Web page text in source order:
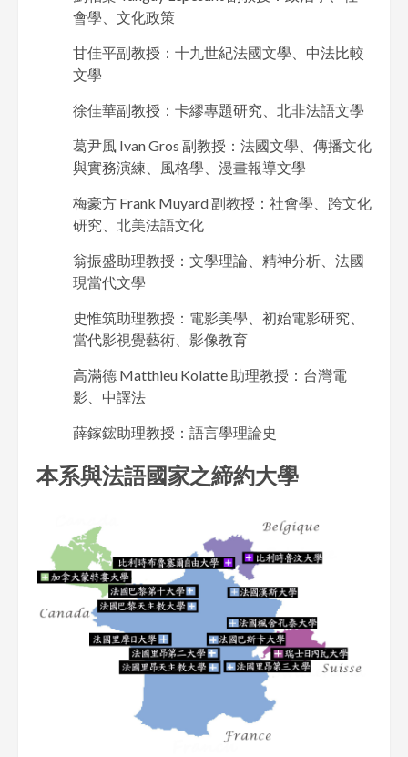
會學、文化政策
甘佳平副教授：十九世紀法國文學、中法比較
文學
徐佳華副教授：卡繆專題研究、北非法語文學
葛尹風 Ivan Gros 副教授：法國文學、傳播文化
與實務演練、風格學、漫畫報導文學
梅豪方 Frank Muyard 副教授：社會學、跨文化
研究、北美法語文化
翁振盛助理教授：文學理論、精神分析、法國
現當代文學
史惟筑助理教授：電影美學、初始電影研究、
當代影視覺藝術、影像教育
高滿德 Matthieu Kolatte 助理教授：台灣電
影、中譯法
薛鎵鋐助理教授：語言學理論史
本系與法語國家之締約大學